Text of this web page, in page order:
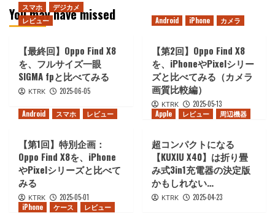
You may have missed
スマホ
デジカメ
レビュー
【最終回】Oppo Find X8
を、フルサイズ一眼
SIGMA fpと比べてみる
KTRK 2025-06-05
Android iPhone カメラ
【第2回】Oppo Find X8
を、iPhoneやPixelシリー
ズと比べてみる（カメラ
画質比較編）
KTRK
2025-05-13
Android
スマホ レビュー
【第1回】特別企画：
Oppo Find X8を、iPhone
やPixelシリーズと比べて
みる
KTRK 2025-05-01
Apple レビュー 周辺機器
超コンパクトになる
【KUXIU X40】は折り畳
み式3in1充電器の決定版
かもしれない…
KTRK
2025-04-23
iPhone
ケース レビュー